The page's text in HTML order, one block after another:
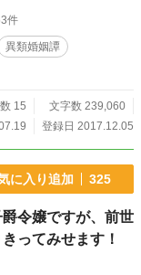
ので、くろんさんの許
トをページの最後に載
ギクルにも掲載しています。
件
異類婚姻譚
15
文字数 239,060
登録日 2017.12.05
に入り追加 325
令嬢ですが、前世
ってみせます！